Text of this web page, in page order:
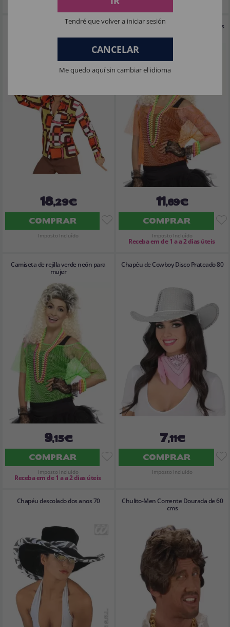
Camiseta Adult Tubes Anos 70*
18,29€
COMPRAR
Imposto Incluído
Camiseta de rejilla naranja neón de los
11,69€
COMPRAR
Imposto Incluído
Receba em de 1 a a 2 dias úteis
Camiseta de rejilla verde neón para
mujer
9,15€
COMPRAR
Imposto Incluído
Receba em de 1 a a 2 dias úteis
Chapéu de Cowboy Disco Prateado 80
7,11€
COMPRAR
Imposto Incluído
Chapéu descolado dos anos 70
Chulito-Men Corrente Dourada de 60
cms
Tendré que volver a iniciar sesión
CANCELAR
Me quedo aquí sin cambiar el idioma